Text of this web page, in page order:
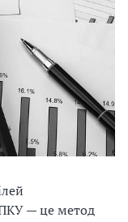
ПКУ — це метод